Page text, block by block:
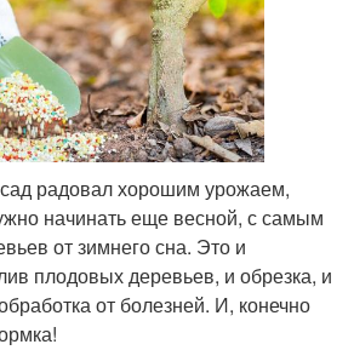
радовал хорошим урожаем,
начинать еще весной, с самым
от зимнего сна. Это и
плодовых деревьев, и обрезка, и
от болезней. И, конечно